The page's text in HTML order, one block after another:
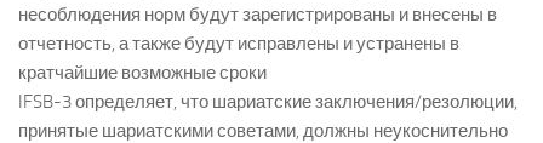
несоблюдения норм будут зарегистрированы и внесены в
отчетность, а также будут исправлены и устранены в
кратчайшие возможные сроки
IFSB-3 определяет, что шариатские заключения/резолюции,
принятые шариатскими советами, должны неукоснительно